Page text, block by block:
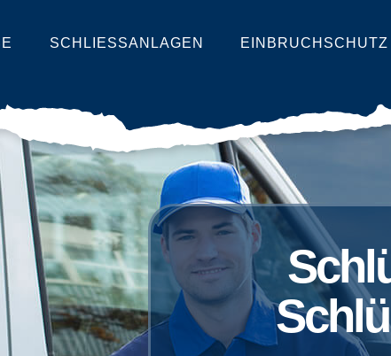
SCHLIESSANLAGEN EINBRUCHSCHUTZ